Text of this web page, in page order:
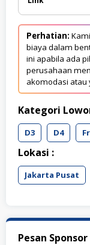
Perhatian:
biaya dalam
ini apabila ada
perusahaan
akomodasi atau
Kategori
D3 D4
Lokasi :
Jakarta Pusat
Pesan Sponsor